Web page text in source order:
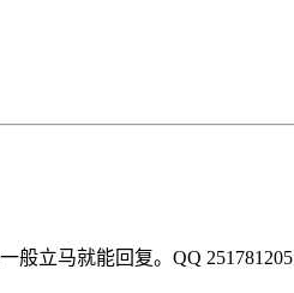
般立马就能回复。QQ 251781205